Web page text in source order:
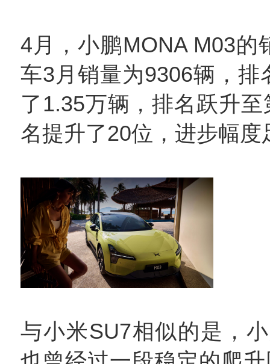
4月，小鹏MONA M03的
车3月销量为9306辆，
了1.35万辆，排名跃升
名提升了20位，进步幅度
与小米SU7相似的是，